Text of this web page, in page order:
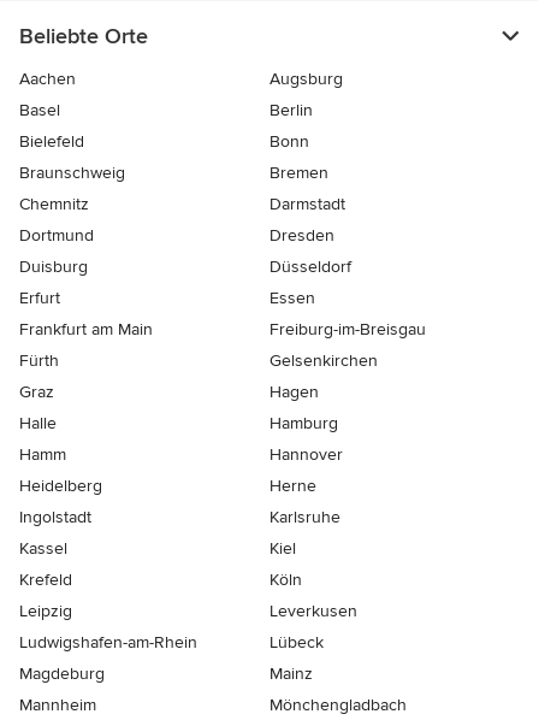
Beliebte Orte
Aachen
Augsburg
Basel
Berlin
Bielefeld
Bonn
Braunschweig
Bremen
Chemnitz
Darmstadt
Dortmund
Dresden
Duisburg
Düsseldorf
Erfurt
Essen
Frankfurt am Main
Freiburg-im-Breisgau
Fürth
Gelsenkirchen
Graz
Hagen
Halle
Hamburg
Hamm
Hannover
Heidelberg
Herne
Ingolstadt
Karlsruhe
Kassel
Kiel
Krefeld
Köln
Leipzig
Leverkusen
Ludwigshafen-am-Rhein
Lübeck
Magdeburg
Mainz
Mannheim
Mönchen­gladbach